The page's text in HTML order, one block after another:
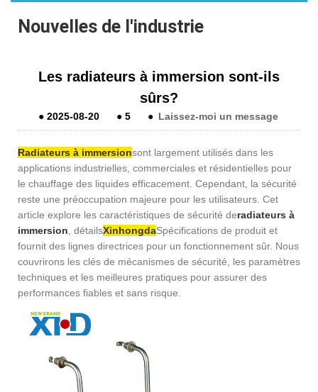
Nouvelles de l'industrie
Les radiateurs à immersion sont-ils
sûrs?
● 2025-08-20 ● 5 ● Laissez-moi un message
Radiateurs à immersionsont largement utilisés dans les
applications industrielles, commerciales et résidentielles pour
le chauffage des liquides efficacement. Cependant, la sécurité
reste une préoccupation majeure pour les utilisateurs. Cet
article explore les caractéristiques de sécurité deradiateurs à
immersion , détailsXinhongdaSpécifications de produit et
fournit des lignes directrices pour un fonctionnement sûr. Nous
couvrirons les clés de mécanismes de sécurité, les paramètres
techniques et les meilleures pratiques pour assurer des
performances fiables et sans risque.